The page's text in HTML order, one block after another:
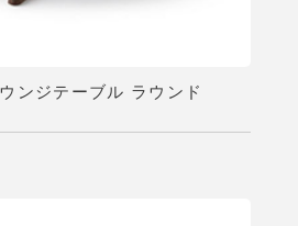
ンジテーブル ラウンド